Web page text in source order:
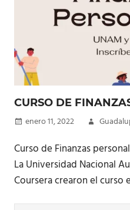
CURSO DE
enero 11, 2022
Curso de Finanzas
La Universidad Nacional
Coursera crearon el curso